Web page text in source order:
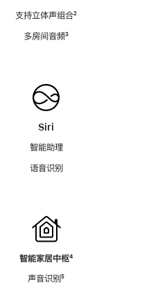
支持立体声组合脚
²
多房间音频脚
³
Siri
智能助理
语音识别
智能家居中枢脚
⁴
声音识别脚
⁵